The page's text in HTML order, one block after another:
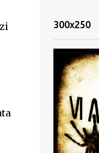
300x250